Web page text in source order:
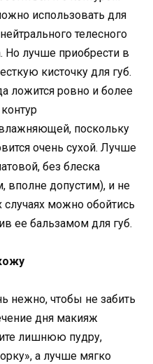
использовать для
телесного
Но лучше приобрести в
кисточку для губ.
ложится ровно и более
поскольку
очень сухой. Лучше
без блеска
вполне допустим), и не
можно обойтись
ее бальзамом для губ.
нежно, чтобы не забить
дня макияж
лишнюю пудру,
а лучше мягко